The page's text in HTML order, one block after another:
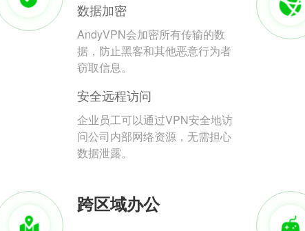
数据加密
AndyVPN会加密所有传输的数
据，防止黑客和其他恶意行为者
窃取信息。
安全远程访问
企业员工可以通过VPN安全地访
问公司内部网络资源，无需担心
数据泄露。
跨区域办公